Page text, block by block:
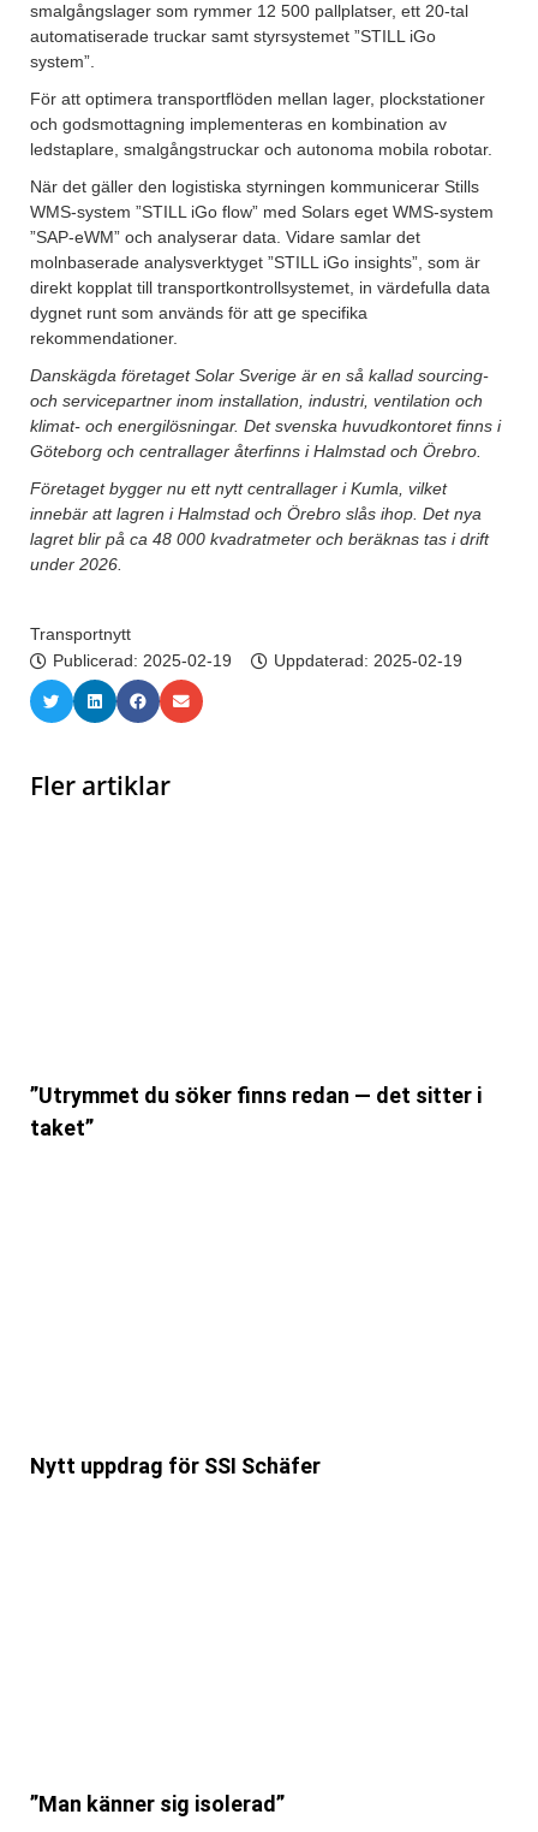
smalgångslager som rymmer 12 500 pallplatser, ett 20-tal
automatiserade truckar samt styrsystemet ”STILL iGo
system”.
För att optimera transportflöden mellan lager, plockstationer
och godsmottagning implementeras en kombination av
ledstaplare, smalgångstruckar och autonoma mobila robotar.
När det gäller den logistiska styrningen kommunicerar Stills
WMS-system ”STILL iGo flow” med Solars eget WMS-system
”SAP-eWM” och analyserar data. Vidare samlar det
molnbaserade analysverktyget ”STILL iGo insights”, som är
direkt kopplat till transportkontrollsystemet, in värdefulla data
dygnet runt som används för att ge specifika
rekommendationer.
Danskägda företaget Solar Sverige är en så kallad sourcing-
och servicepartner inom installation, industri, ventilation och
klimat- och energilösningar. Det svenska huvudkontoret finns i
Göteborg och centrallager återfinns i Halmstad och Örebro.
Företaget bygger nu ett nytt centrallager i Kumla, vilket
innebär att lagren i Halmstad och Örebro slås ihop. Det nya
lagret blir på ca 48 000 kvadratmeter och beräknas tas i drift
under 2026.
Transportnytt
Publicerad: 2025-02-19 Uppdaterad: 2025-02-19
Fler artiklar
”Utrymmet du söker finns redan — det sitter i
taket”
Nytt uppdrag för SSI Schäfer
”Man känner sig isolerad”